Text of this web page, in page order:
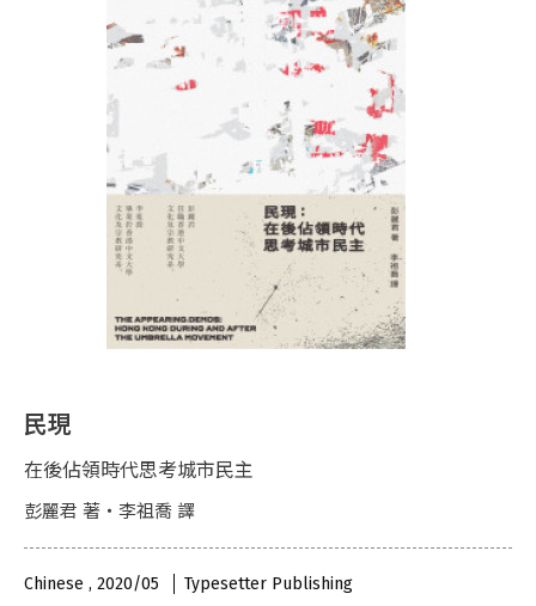
民現
在後佔領時代思考城市民主
彭麗君 著・李祖喬 譯
Chinese , 2020/05 Typesetter Publishing